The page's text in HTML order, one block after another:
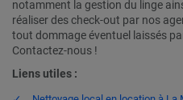
notamment la gestion du linge
réaliser des check-out par nos
tout dommage éventuel laissés
Contactez-nous !
Liens utiles :